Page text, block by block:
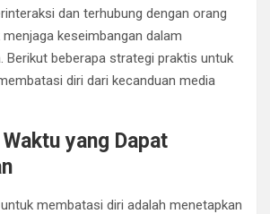
dan terhubung dengan orang
keseimbangan dalam
Berikut beberapa strategi praktis untuk
diri dari kecanduan media
yang Dapat
membatasi diri adalah menetapkan